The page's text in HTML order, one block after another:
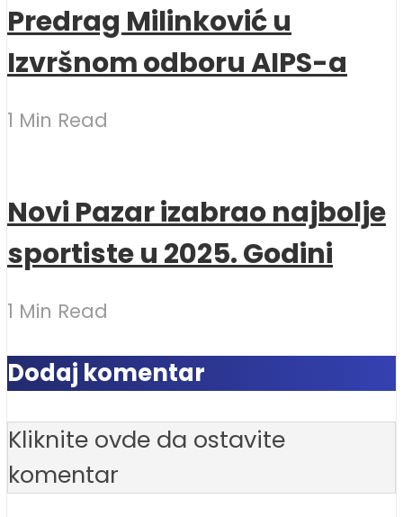
Predrag Milinković u
Izvršnom odboru AIPS-a
1 Min Read
Novi Pazar izabrao najbolje
sportiste u 2025. Godini
1 Min Read
Dodaj komentar
Kliknite ovde da ostavite
komentar